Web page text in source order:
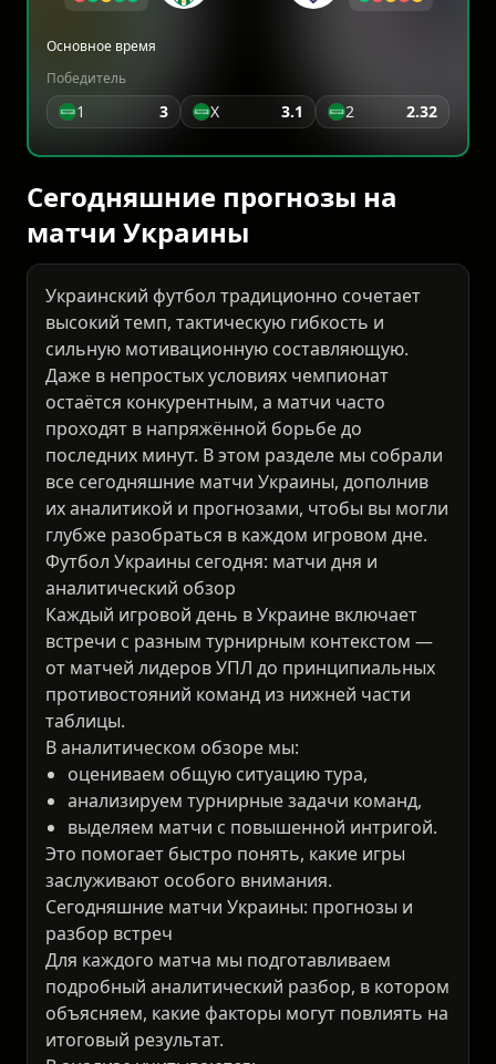
Основное время
Победитель
1 3 X 3.1 2 2.32
Сегодняшние прогнозы на
матчи Украины
Украинский футбол традиционно сочетает
высокий темп, тактическую гибкость и
сильную мотивационную составляющую.
Даже в непростых условиях чемпионат
остаётся конкурентным, а матчи часто
проходят в напряжённой борьбе до
последних минут. В этом разделе мы собрали
все сегодняшние матчи Украины, дополнив
их аналитикой и прогнозами, чтобы вы могли
глубже разобраться в каждом игровом дне.
Футбол Украины сегодня: матчи дня и
аналитический обзор
Каждый игровой день в Украине включает
встречи с разным турнирным контекстом —
от матчей лидеров УПЛ до принципиальных
противостояний команд из нижней части
таблицы.
В аналитическом обзоре мы:
оцениваем общую ситуацию тура,
анализируем турнирные задачи команд,
выделяем матчи с повышенной интригой.
Это помогает быстро понять, какие игры
заслуживают особого внимания.
Сегодняшние матчи Украины: прогнозы и
разбор встреч
Для каждого матча мы подготавливаем
подробный аналитический разбор, в котором
объясняем, какие факторы могут повлиять на
итоговый результат.